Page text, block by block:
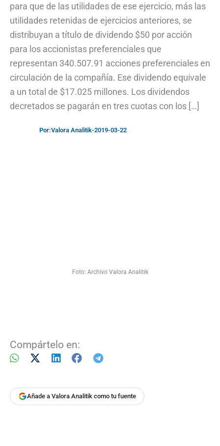
para que de las utilidades de ese ejercicio, más las
utilidades retenidas de ejercicios anteriores, se
distribuyan a título de dividendo $50 por acción
para los accionistas preferenciales que
representan 340.507.91 acciones preferenciales en
circulación de la compañía. Ese dividendo equivale
a un total de $17.025 millones. Los dividendos
decretados se pagarán en tres cuotas con los […]
Por:Valora Analitik-2019-03-22
Foto: Archivo Valora Analitik
Compártelo en:
Añade a Valora Analitik como tu fuente